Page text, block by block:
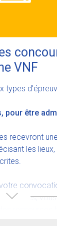
requise.
mètres à la
l’autonomie
et fournir un
VNF
types
pour être
recevront
les
écrites,